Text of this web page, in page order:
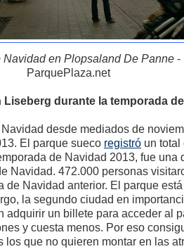
Navidad en Plopsaland De Panne-
ParquePlaza.net
Liseberg durante la temporada
desde mediados de
El parque sueco registróun total
de Navidad 2013, fue una
Navidad. 472.000 personas
de Navidad anterior. El parque
la segundo ciudad en
adquirir un billete para acceder al
y cuesta menos. Por eso
los que no quieren montar en las